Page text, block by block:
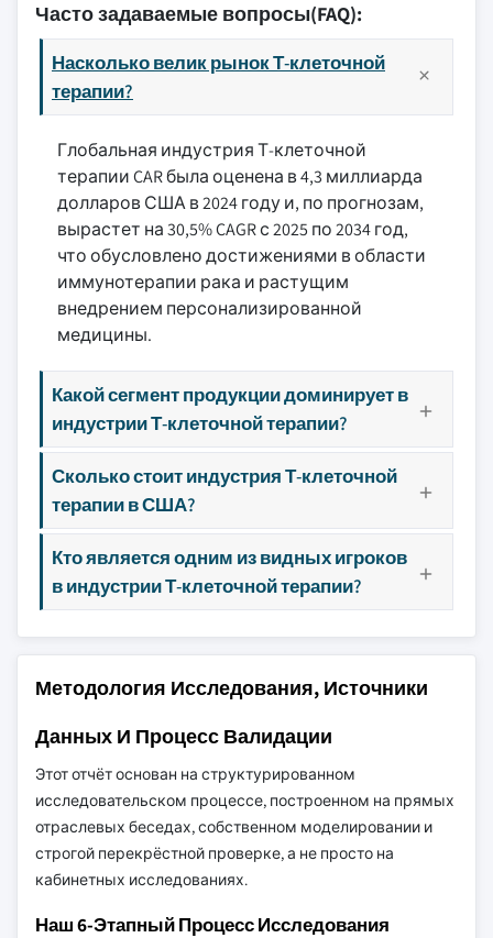
Часто задаваемые вопросы(FAQ):
Насколько велик рынок Т-клеточной
терапии?
Глобальная индустрия Т-клеточной
терапии CAR была оценена в 4,3 миллиарда
долларов США в 2024 году и, по прогнозам,
вырастет на 30,5% CAGR с 2025 по 2034 год,
что обусловлено достижениями в области
иммунотерапии рака и растущим
внедрением персонализированной
медицины.
Какой сегмент продукции доминирует в
индустрии Т-клеточной терапии?
Сколько стоит индустрия Т-клеточной
терапии в США?
Кто является одним из видных игроков
в индустрии Т-клеточной терапии?
Методология Исследования, Источники
Данных И Процесс Валидации
Этот отчёт основан на структурированном
исследовательском процессе, построенном на прямых
отраслевых беседах, собственном моделировании и
строгой перекрёстной проверке, а не просто на
кабинетных исследованиях.
Наш 6-Этапный Процесс Исследования